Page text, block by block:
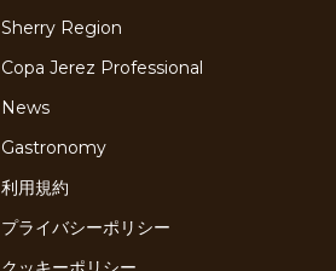
Sherry Region
Copa Jerez Professional
News
Gastronomy
利用規約
プライバシーポリシー